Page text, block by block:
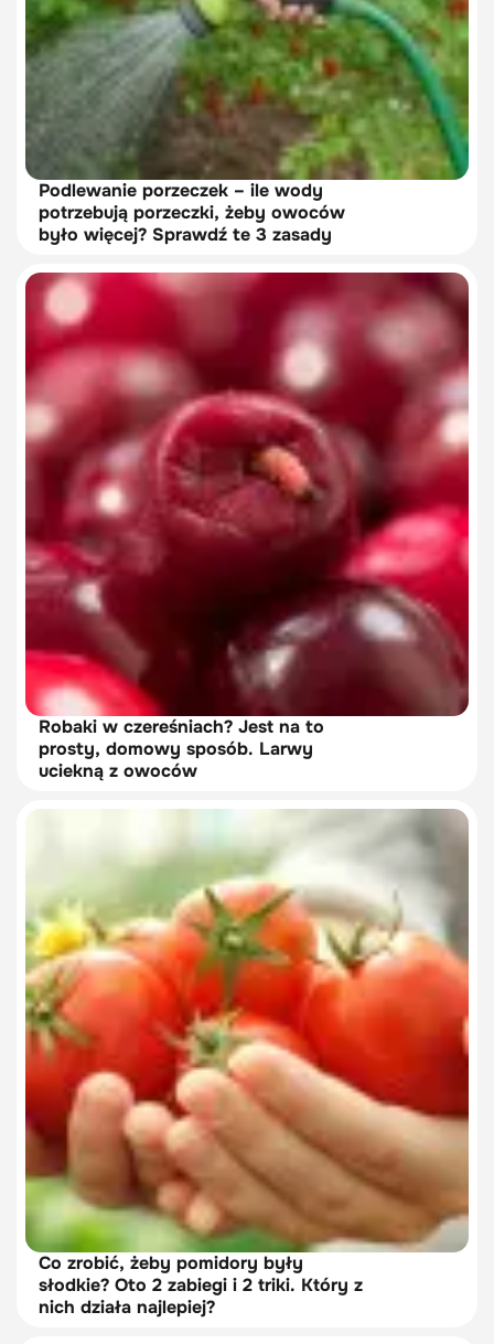
Podlewanie porzeczek – ile wody
potrzebują porzeczki, żeby owoców
było więcej? Sprawdź te 3 zasady
Robaki w czereśniach? Jest na to
prosty, domowy sposób. Larwy
uciekną z owoców
Co zrobić, żeby pomidory były
słodkie? Oto 2 zabiegi i 2 triki. Który z
nich działa najlepiej?